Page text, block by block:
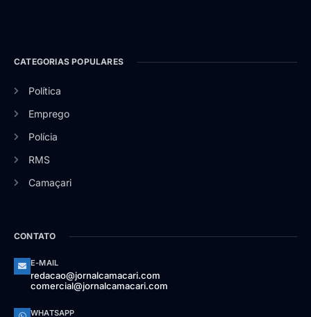
CATEGORIAS POPULARES
Política
Emprego
Polícia
RMS
Camaçari
CONTATO
E-MAIL
redacao@jornalcamacari.com
comercial@jornalcamacari.com
WHATSAPP